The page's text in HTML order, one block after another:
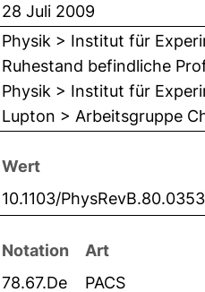
28 Juli 2009
Physik > Institut für
Ruhestand befindliche
Physik > Institut für
Lupton > Arbeitsgruppe
Wert
10.1103/
Notation
Art
78.67.De
PACS